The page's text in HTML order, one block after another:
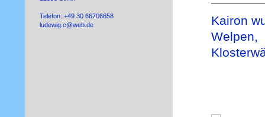
Telefon: +49 30 66706658
ludewig.c@web.de
Kairon